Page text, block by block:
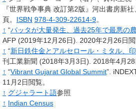
『世界戦争事典 改訂第2版』河出書房新
頁。 ISBN 978-4-309-22614-9。
↑ “バッタが大量発生、過去25年で最悪の
AFP (2019年12月26日). 2020年2月26日閲
↑ “新日鉄住金とアルセロール・ミタル、
刊工業新聞 (2018年3月3日). 2018年4月28
↑ “Vibrant Gujarat Global Summit”.
11月2日閲覧。
↑ グジャラート語参照
↑ Indian Census